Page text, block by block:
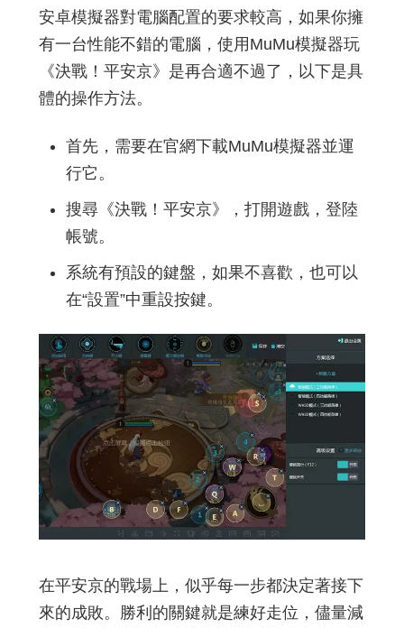
安卓模擬器對電腦配置的要求較高，如果你擁
有一台性能不錯的電腦，使用MuMu模擬器玩
《決戰！平安京》是再合適不過了，以下是具
體的操作方法。
首先，需要在官網下載MuMu模擬器並運
行它。
搜尋《決戰！平安京》，打開遊戲，登陸
帳號。
系統有預設的鍵盤，如果不喜歡，也可以
在“設置”中重設按鍵。
在平安京的戰場上，似乎每一步都決定著接下
來的成敗。勝利的關鍵就是練好走位，儘量減